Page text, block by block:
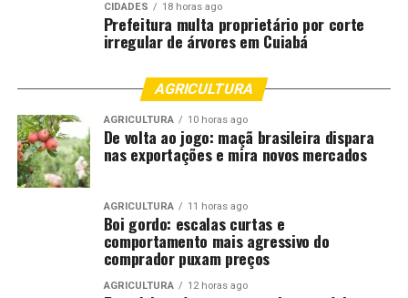
CIDADES 18 horas ago
Prefeitura multa proprietário por corte
irregular de árvores em Cuiabá
AGRICULTURA
AGRICULTURA 10 horas ago
De volta ao jogo: maçã brasileira dispara
nas exportações e mira novos mercados
AGRICULTURA 11 horas ago
Boi gordo: escalas curtas e
comportamento mais agressivo do
comprador puxam preços
AGRICULTURA 12 horas ago